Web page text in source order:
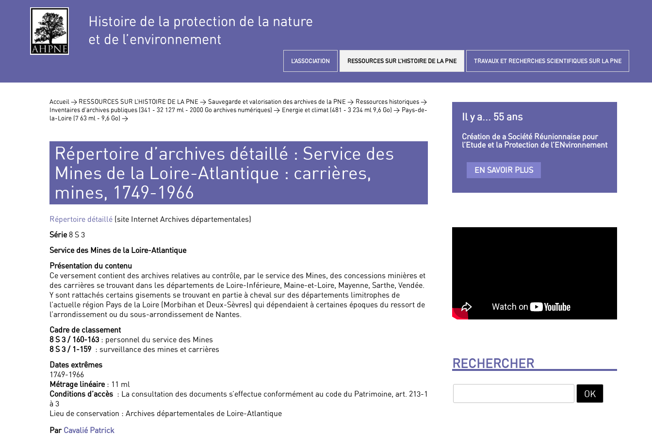
Histoire de la protection de la nature
et de l’environnement
L’ASSOCIATION RESSOURCES SUR L’HISTOIRE DE LA PNE TRAVAUX ET RECHERCHES SCIENTIFIQUES SUR LA PNE
Accueil > RESSOURCES SUR L’HISTOIRE DE LA PNE > Sauvegarde et valorisation des archives de la PNE > Ressources historiques >
Inventaires d’archives publiques (341 - 32 127 ml - 2000 Go archives numériques) > Energie et climat (481 - 3 234 ml 9,6 Go) > Pays-de-
la-Loire (7 63 ml - 9,6 Go) >
Répertoire d’archives détaillé : Service des
Mines de la Loire-Atlantique : carrières,
mines, 1749-1966
Répertoire détaillé (site Internet Archives départementales)
Série8 S 3
Service des Mines de la Loire-Atlantique
Présentation du contenu
Ce versement contient des archives relatives au contrôle, par le service des Mines, des concessions minières et
des carrières se trouvant dans les départements de Loire-Inférieure, Maine-et-Loire, Mayenne, Sarthe, Vendée.
Y sont rattachés certains gisements se trouvant en partie à cheval sur des départements limitrophes de
l’actuelle région Pays de la Loire (Morbihan et Deux-Sèvres) qui dépendaient à certaines époques du ressort de
l’arrondissement ou du sous-arrondissement de Nantes.
Cadre de classement
8 S 3 / 160-163 : personnel du service des Mines
8 S 3 / 1-159 : surveillance des mines et carrières
Dates extrêmes
1749-1966
Métrage linéaire: 11 ml
Conditions d’accès : La consultation des documents s’effectue conformément au code du Patrimoine, art. 213-1
à 3
Lieu de conservation : Archives départementales de Loire-Atlantique
Par Cavalié Patrick
Il y a... 55 ans
Création de a Société Réunionnaise pour
l’Etude et la Protection de l’ENvironnement
EN SAVOIR PLUS
RECHERCHER